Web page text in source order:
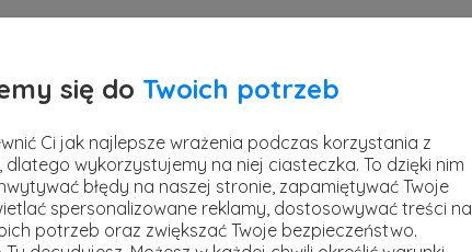
bardzo ważne jest, żebyś
z których korzystasz. Chodzi o
informacyjne są wiarygodne, a które
wiadomości. Pamiętaj, nie
- niektóre są bardziej godne zaufania
się do Twoich potrzeb
Ci jak najlepsze wrażenia podczas korzystania z
dlatego wykorzystujemy na niej ciasteczka. To dzięki nim
błędy na naszej stronie, zapamiętywać Twoje
spersonalizowane reklamy, dostosowywać treści na
potrzeb oraz zwiększać Twoje bezpieczeństwo.